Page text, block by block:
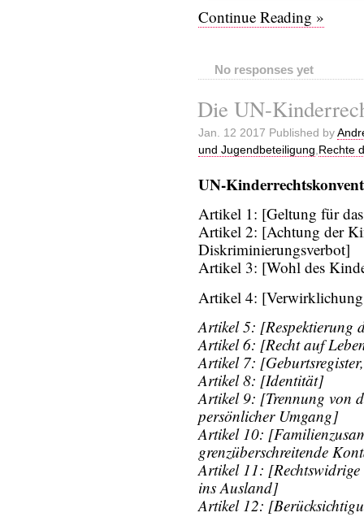
Continue Reading »
No responses yet
Die UN-
Jan. 12 2017 Published by
und Jugendbeteiligung,Rechte
UN-
Artikel 1: [Geltung für
Artikel 2: [Achtung der
Diskriminierungsverbot]
Artikel 3: [Wohl des
Artikel 4:
Artikel 5: [Respektierung
Artikel 6: [Recht auf
Artikel 7:
Artikel 8: [Identität]
Artikel 9: [Trennung von
persönlicher Umgang]
Artikel 10:
grenzüberschreitende
Artikel 11:
ins Ausland]
Artikel 12: